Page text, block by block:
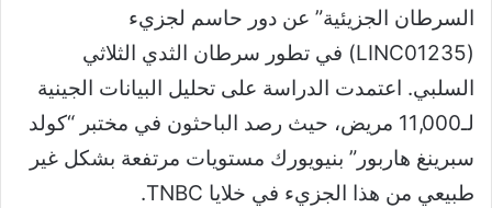
السرطان الجزيئية” عن دور حاسم لجزيء
(LINC01235) في تطور سرطان الثدي الثلاثي
السلبي. اعتمدت الدراسة على تحليل البيانات الجينية
لـ11,000 مريض، حيث رصد الباحثون في مختبر “كولد
سبرينغ هاربور” بنيويورك مستويات مرتفعة بشكل غير
طبيعي من هذا الجزيء في خلايا TNBC.